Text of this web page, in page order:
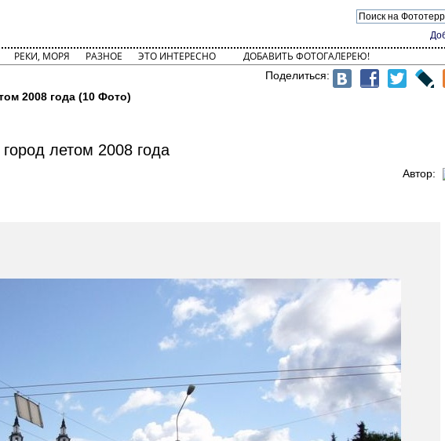
РЕКИ, МОРЯ РАЗНОЕ ЭТО ИНТЕРЕСНО ДОБАВИТЬ ФОТОГАЛЕРЕЮ!
Поделиться:
2008 года (10 Фото)
город летом 2008 года
Автор: